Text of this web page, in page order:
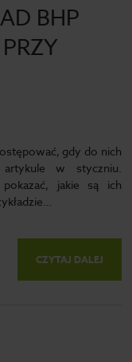
BHP
gdy do nich
w styczniu.
jakie są ich
CZYTAJ DALEJ